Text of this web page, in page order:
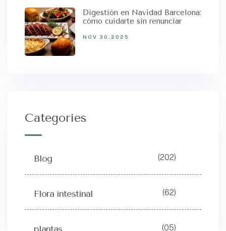
Digestión en Navidad Barcelona:
cómo cuidarte sin renunciar
NOV 30,2025
Categories
Blog (202)
Flora intestinal (62)
(05)